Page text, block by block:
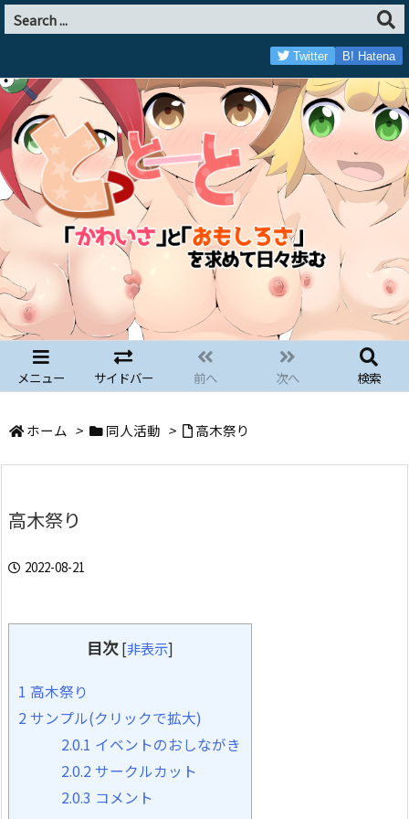
メニュー サイドバー 前へ 次へ 検索
Twitter B! Hatena
ホーム > 同人活動 > 高木祭り
高木祭り
2022-08-21
目次 [非表示]
1 高木祭り
2 サンプル(クリックで拡大)
2.0.1 イベントのおしながき
2.0.2 サークルカット
2.0.3 コメント